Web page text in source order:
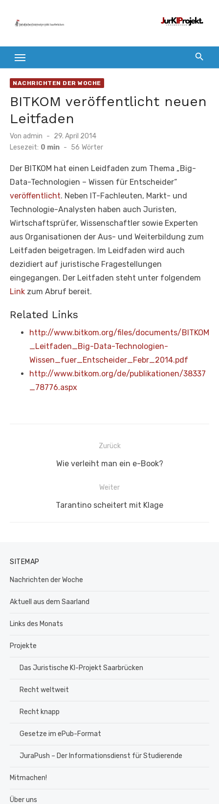
Inhalt
NACHRICHTEN DER WOCHE
BITKOM veröffentlicht neuen
Leitfaden
Von admin
Veröffentlicht
am
29. April 2014
Lesezeit: 0 min - 56 Wörter
Der BITKOM hat einen Leidfaden zum Thema „Big-
Data-Technologien – Wissen für Entscheider“
veröffentlicht. Neben IT-Fachleuten, Markt- und
Technologie-Analysten haben auch Juristen,
Wirtschaftsprüfer, Wissenschaftler sowie Experten
aus Organisationen der Aus- und Weiterbildung zum
Leitfaden beigetragen. Im Leidfaden wird auch
dezidiert auf juristische Fragestellungen
eingegangen. Der Leitfaden steht unter folgendem
Link zum Abruf bereit.
Related Links
http://www.bitkom.org/files/documents/BITKOM
_Leitfaden_Big-Data-Technologien-
Wissen_fuer_Entscheider_Febr_2014.pdf
http://www.bitkom.org/de/publikationen/38337
_78776.aspx
Beitragsnavigation
Zurück
Vorheriger
Wie verleiht man ein e-Book?
Weiter
Nächster
Tarantino scheitert mit Klage
SITEMAP
Nachrichten der Woche
Aktuell aus dem Saarland
Links des Monats
Projekte
Das Juristische KI-Projekt Saarbrücken
Recht weltweit
Recht knapp
Gesetze im ePub-Format
JuraPush – Der Informationsdienst für Studierende
Mitmachen!
Über uns